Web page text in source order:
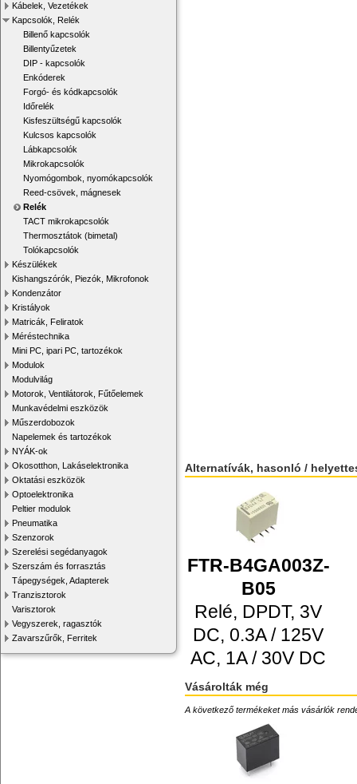
Kábelek, Vezetékek
Kapcsolók, Relék
Billenő kapcsolók
Billentyűzetek
DIP - kapcsolók
Enkóderek
Forgó- és kódkapcsolók
Időrelék
Kisfeszültségű kapcsolók
Kulcsos kapcsolók
Lábkapcsolók
Mikrokapcsolók
Nyomógombok, nyomókapcsolók
Reed-csövek, mágnesek
Relék
TACT mikrokapcsolók
Thermosztátok (bimetal)
Tolókapcsolók
Készülékek
Kishangszórók, Piezók, Mikrofonok
Kondenzátor
Kristályok
Matricák, Feliratok
Méréstechnika
Mini PC, ipari PC, tartozékok
Modulok
Modulvilág
Motorok, Ventilátorok, Fűtőelemek
Munkavédelmi eszközök
Műszerdobozok
Napelemek és tartozékok
NYÁK-ok
Okosotthon, Lakáselektronika
Oktatási eszközök
Optoelektronika
Peltier modulok
Pneumatika
Szenzorok
Szerelési segédanyagok
Szerszám és forrasztás
Tápegységek, Adapterek
Tranzisztorok
Varisztorok
Vegyszerek, ragasztók
Zavarszűrők, Ferritek
Alternatívák, hasonló /
FTR-B4GA003Z-
B05
Relé, DPDT, 3V
DC, 0.3A / 125V
AC, 1A / 30V DC
Vásárolták még
A következő termékeket más vásárlók